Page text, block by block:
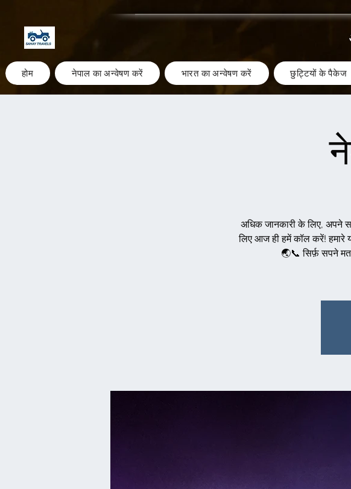
होम नेपाल का अन्वेषण करें भारत का अन्वेषण करें छुट्टियों के पैकेज
अधिक जानकारी के लिए, अपने
लिए आज ही हमें कॉल करें! हमारे
🌏📞 सिर्फ़ सपने